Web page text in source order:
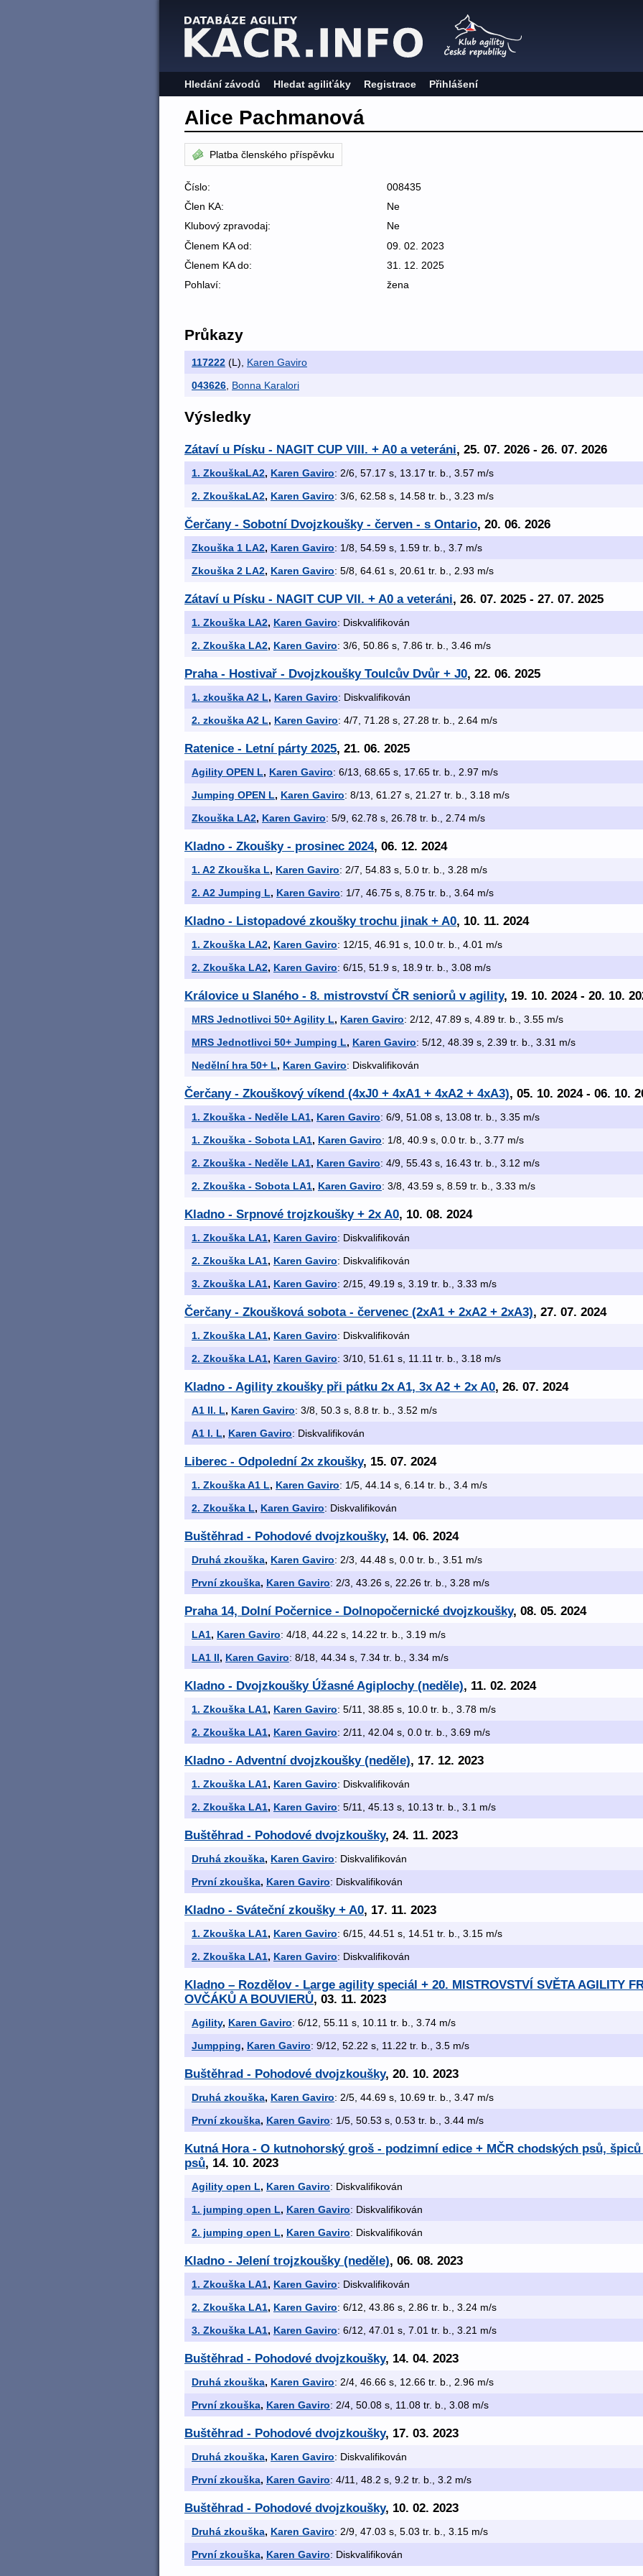
Hledání závodů Hledat agiliťáky Registrace Přihlášení
Alice Pachmanová
Platba členského příspěvku
Číslo:
008435
Člen KA:
Ne
Klubový zpravodaj:
Ne
Členem KA od:
09. 02. 2023
Členem KA do:
31. 12. 2025
Pohlaví:
žena
Průkazy
117222 (L)
Karen Gaviro
043626 Bonna Karalori
Výsledky
Zátaví u Písku - NAGIT CUP VIII. + A0 a veteráni, 25. 07. 2026 - 26. 07. 2026
1. ZkouškaLA2, Karen Gaviro: 2/6, 57.17 s, 13.17 tr. b., 3.57 m/s
2. ZkouškaLA2, Karen Gaviro: 3/6, 62.58 s, 14.58 tr. b., 3.23 m/s
Čerčany - Sobotní Dvojzkoušky - červen - s Ontario, 20. 06. 2026
Zkouška 1 LA2, Karen Gaviro: 1/8, 54.59 s, 1.59 tr. b., 3.7 m/s
Zkouška 2 LA2, Karen Gaviro: 5/8, 64.61 s, 20.61 tr. b., 2.93 m/s
Zátaví u Písku - NAGIT CUP VII. + A0 a veteráni, 26. 07. 2025 - 27. 07. 2025
1. Zkouška LA2, Karen Gaviro: Diskvalifikován
2. Zkouška LA2, Karen Gaviro: 3/6, 50.86 s, 7.86 tr. b., 3.46 m/s
Praha - Hostivař - Dvojzkoušky Toulcův Dvůr + J0, 22. 06. 2025
1. zkouška A2 L, Karen Gaviro: Diskvalifikován
2. zkouška A2 L, Karen Gaviro: 4/7, 71.28 s, 27.28 tr. b., 2.64 m/s
Ratenice - Letní párty 2025, 21. 06. 2025
Agility OPEN L, Karen Gaviro: 6/13, 68.65 s, 17.65 tr. b., 2.97 m/s
Jumping OPEN L, Karen Gaviro: 8/13, 61.27 s, 21.27 tr. b., 3.18 m/s
Zkouška LA2, Karen Gaviro: 5/9, 62.78 s, 26.78 tr. b., 2.74 m/s
Kladno - Zkoušky - prosinec 2024, 06. 12. 2024
1. A2 Zkouška L, Karen Gaviro: 2/7, 54.83 s, 5.0 tr. b., 3.28 m/s
2. A2 Jumping L, Karen Gaviro: 1/7, 46.75 s, 8.75 tr. b., 3.64 m/s
Kladno - Listopadové zkoušky trochu jinak + A0, 10. 11. 2024
1. Zkouška LA2, Karen Gaviro: 12/15, 46.91 s, 10.0 tr. b., 4.01 m/s
2. Zkouška LA2, Karen Gaviro: 6/15, 51.9 s, 18.9 tr. b., 3.08 m/s
Královice u Slaného - 8. mistrovství ČR seniorů v agility, 19. 10. 2024 - 20. 10.
MRS Jednotlivci 50+ Agility L, Karen Gaviro: 2/12, 47.89 s, 4.89 tr. b., 3.55 m/s
MRS Jednotlivci 50+ Jumping L, Karen Gaviro: 5/12, 48.39 s, 2.39 tr. b., 3.31 m/s
Nedělní hra 50+ L, Karen Gaviro: Diskvalifikován
Čerčany - Zkouškový víkend (4xJ0 + 4xA1 + 4xA2 + 4xA3), 05. 10. 2024 - 06. 10.
1. Zkouška - Neděle LA1, Karen Gaviro: 6/9, 51.08 s, 13.08 tr. b., 3.35 m/s
1. Zkouška - Sobota LA1, Karen Gaviro: 1/8, 40.9 s, 0.0 tr. b., 3.77 m/s
2. Zkouška - Neděle LA1, Karen Gaviro: 4/9, 55.43 s, 16.43 tr. b., 3.12 m/s
2. Zkouška - Sobota LA1, Karen Gaviro: 3/8, 43.59 s, 8.59 tr. b., 3.33 m/s
Kladno - Srpnové trojzkoušky + 2x A0, 10. 08. 2024
1. Zkouška LA1, Karen Gaviro: Diskvalifikován
2. Zkouška LA1, Karen Gaviro: Diskvalifikován
3. Zkouška LA1, Karen Gaviro: 2/15, 49.19 s, 3.19 tr. b., 3.33 m/s
Čerčany - Zkoušková sobota - červenec (2xA1 + 2xA2 + 2xA3), 27. 07. 2024
1. Zkouška LA1, Karen Gaviro: Diskvalifikován
2. Zkouška LA1, Karen Gaviro: 3/10, 51.61 s, 11.11 tr. b., 3.18 m/s
Kladno - Agility zkoušky při pátku 2x A1, 3x A2 + 2x A0, 26. 07. 2024
A1 II. L, Karen Gaviro: 3/8, 50.3 s, 8.8 tr. b., 3.52 m/s
A1 I. L, Karen Gaviro: Diskvalifikován
Liberec - Odpolední 2x zkoušky, 15. 07. 2024
1. Zkouška A1 L, Karen Gaviro: 1/5, 44.14 s, 6.14 tr. b., 3.4 m/s
2. Zkouška L, Karen Gaviro: Diskvalifikován
Buštěhrad - Pohodové dvojzkoušky, 14. 06. 2024
Druhá zkouška, Karen Gaviro: 2/3, 44.48 s, 0.0 tr. b., 3.51 m/s
První zkouška, Karen Gaviro: 2/3, 43.26 s, 22.26 tr. b., 3.28 m/s
Praha 14, Dolní Počernice - Dolnopočernické dvojzkoušky, 08. 05. 2024
LA1, Karen Gaviro: 4/18, 44.22 s, 14.22 tr. b., 3.19 m/s
LA1 II, Karen Gaviro: 8/18, 44.34 s, 7.34 tr. b., 3.34 m/s
Kladno - Dvojzkoušky Úžasné Agiplochy (neděle), 11. 02. 2024
1. Zkouška LA1, Karen Gaviro: 5/11, 38.85 s, 10.0 tr. b., 3.78 m/s
2. Zkouška LA1, Karen Gaviro: 2/11, 42.04 s, 0.0 tr. b., 3.69 m/s
Kladno - Adventní dvojzkoušky (neděle), 17. 12. 2023
1. Zkouška LA1, Karen Gaviro: Diskvalifikován
2. Zkouška LA1, Karen Gaviro: 5/11, 45.13 s, 10.13 tr. b., 3.1 m/s
Buštěhrad - Pohodové dvojzkoušky, 24. 11. 2023
Druhá zkouška, Karen Gaviro: Diskvalifikován
První zkouška, Karen Gaviro: Diskvalifikován
Kladno - Sváteční zkoušky + A0, 17. 11. 2023
1. Zkouška LA1, Karen Gaviro: 6/15, 44.51 s, 14.51 tr. b., 3.15 m/s
2. Zkouška LA1, Karen Gaviro: Diskvalifikován
Kladno – Rozdělov - Large agility speciál + 20. MISTROVSTVÍ SVĚTA AGILITY
OVČÁKŮ A BOUVIERŮ, 03. 11. 2023
Agility, Karen Gaviro: 6/12, 55.11 s, 10.11 tr. b., 3.74 m/s
Jumpping, Karen Gaviro: 9/12, 52.22 s, 11.22 tr. b., 3.5 m/s
Buštěhrad - Pohodové dvojzkoušky, 20. 10. 2023
Druhá zkouška, Karen Gaviro: 2/5, 44.69 s, 10.69 tr. b., 3.47 m/s
První zkouška, Karen Gaviro: 1/5, 50.53 s, 0.53 tr. b., 3.44 m/s
Kutná Hora - O kutnohorský groš - podzimní edice + MČR chodských psů,
psů, 14. 10. 2023
Agility open L, Karen Gaviro: Diskvalifikován
1. jumping open L, Karen Gaviro: Diskvalifikován
2. jumping open L, Karen Gaviro: Diskvalifikován
Kladno - Jelení trojzkoušky (neděle), 06. 08. 2023
1. Zkouška LA1, Karen Gaviro: Diskvalifikován
2. Zkouška LA1, Karen Gaviro: 6/12, 43.86 s, 2.86 tr. b., 3.24 m/s
3. Zkouška LA1, Karen Gaviro: 6/12, 47.01 s, 7.01 tr. b., 3.21 m/s
Buštěhrad - Pohodové dvojzkoušky, 14. 04. 2023
Druhá zkouška, Karen Gaviro: 2/4, 46.66 s, 12.66 tr. b., 2.96 m/s
První zkouška, Karen Gaviro: 2/4, 50.08 s, 11.08 tr. b., 3.08 m/s
Buštěhrad - Pohodové dvojzkoušky, 17. 03. 2023
Druhá zkouška, Karen Gaviro: Diskvalifikován
První zkouška, Karen Gaviro: 4/11, 48.2 s, 9.2 tr. b., 3.2 m/s
Buštěhrad - Pohodové dvojzkoušky, 10. 02. 2023
Druhá zkouška, Karen Gaviro: 2/9, 47.03 s, 5.03 tr. b., 3.15 m/s
První zkouška, Karen Gaviro: Diskvalifikován